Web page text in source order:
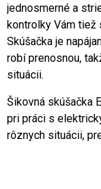
jednosmerné a
kontrolky Vám tiež
Skúšačka je
robí prenosnou,
situácii.
Šikovná skúšačka
pri práci s
rôznych situácii,